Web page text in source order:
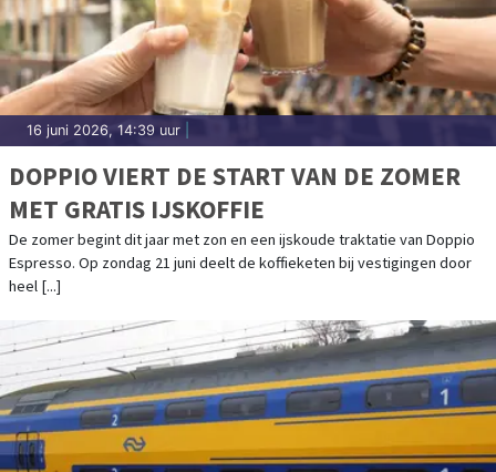
16 juni 2026, 14:39 uur
DOPPIO VIERT DE START VAN DE ZOMER
MET GRATIS IJSKOFFIE
De zomer begint dit jaar met zon en een ijskoude traktatie van Doppio
Espresso. Op zondag 21 juni deelt de koffieketen bij vestigingen door
heel [...]